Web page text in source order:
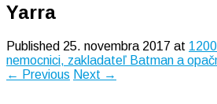
Yarra
Published 25. novembra 2017 at
nemocnici, zakladateľ Batman a
← Previous Next →